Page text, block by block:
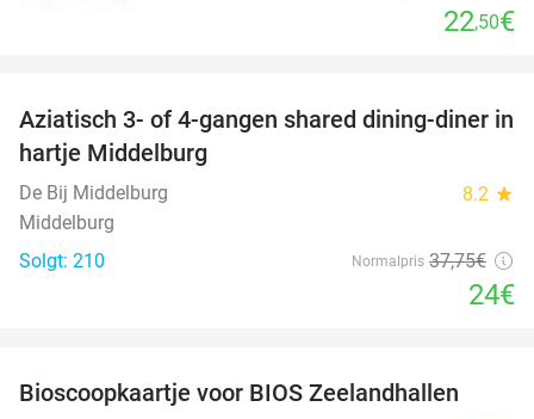
22,50€
36%
Aziatisch 3- of 4-gangen shared dining-diner in
hartje Middelburg
De Bij Middelburg 8.2 star
Middelburg
Solgt: 210
Normalpris 37,75€
24€
Bioscoopkaartje voor BIOS Zeelandhallen